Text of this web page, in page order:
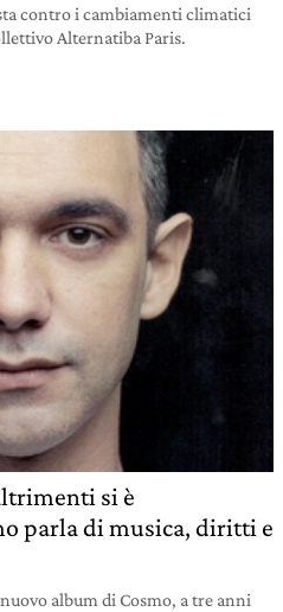
contro i cambiamenti climatici
Alternatiba Paris.
si è
parla di musica, diritti e
album di Cosmo, a tre anni